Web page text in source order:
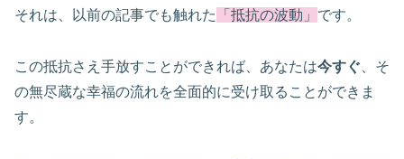
それは、以前の記事でも触れた 「抵抗の波動」 です。
この抵抗さえ手放すことができれば、あなたは今すぐ 、そ
の無尽蔵な幸福の流れを全面的に受け取ることができま
す。